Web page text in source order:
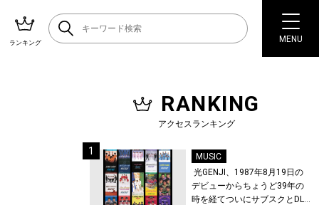
ランキング MENU
RANKING
アクセスランキング
MUSIC
光GENJI、1987年8月19日の
デビューからちょうど39年の
時を経てついにサブスクとDL